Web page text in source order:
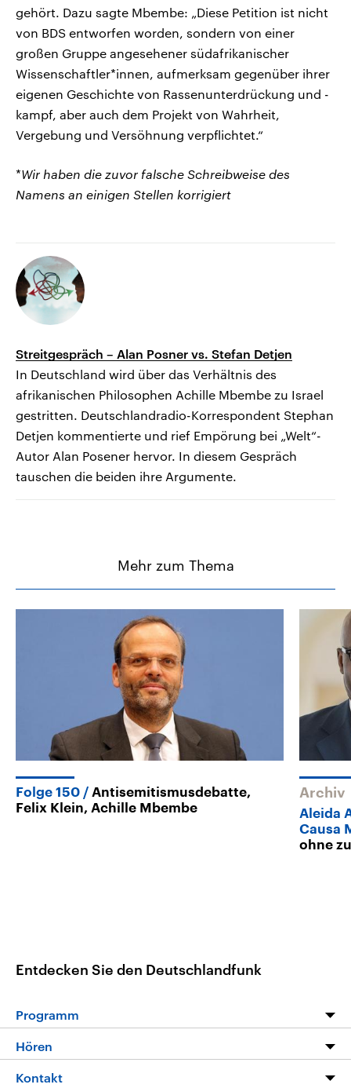
gehört. Dazu sagte Mbembe: „Diese Petition ist nicht
von BDS entworfen worden, sondern von einer
großen Gruppe angesehener südafrikanischer
Wissenschaftler*innen, aufmerksam gegenüber ihrer
eigenen Geschichte von Rassenunterdrückung und -
kampf, aber auch dem Projekt von Wahrheit,
Vergebung und Versöhnung verpflichtet.“
*Wir haben die zuvor falsche Schreibweise des
Namens an einigen Stellen korrigiert
Streitgespräch – Alan Posner vs. Stefan Detjen
In Deutschland wird über das Verhältnis des
afrikanischen Philosophen Achille Mbembe zu Israel
gestritten. Deutschlandradio-Korrespondent Stephan
Detjen kommentierte und rief Empörung bei „Welt“-
Autor Alan Posener hervor. In diesem Gespräch
tauschen die beiden ihre Argumente.
Mehr zum Thema
Folge 150
Antisemitismusdebatte,
Felix Klein, Achille Mbembe
Archiv
Aleida
Causa
ohne
Entdecken Sie den Deutschlandfunk
Programm
Programm
Hören
Livestream
Kontakt